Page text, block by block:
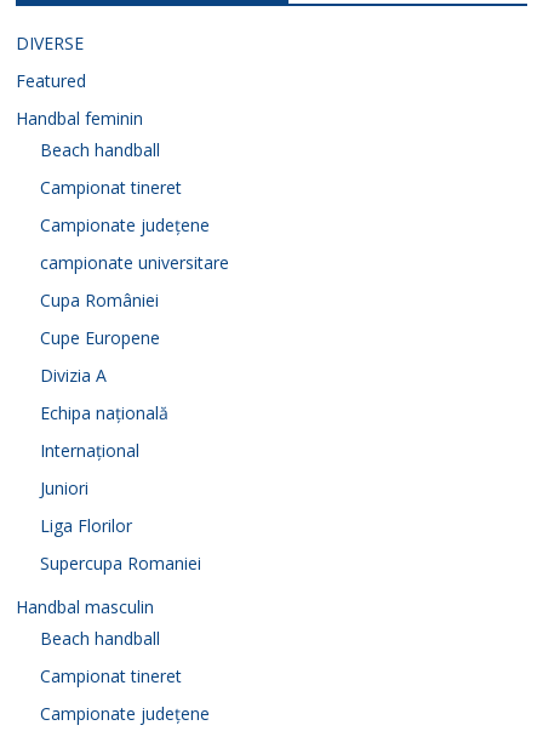
DIVERSE
Featured
Handbal feminin
Beach handball
Campionat tineret
Campionate județene
campionate universitare
Cupa României
Cupe Europene
Divizia A
Echipa națională
Internațional
Juniori
Liga Florilor
Supercupa Romaniei
Handbal masculin
Beach handball
Campionat tineret
Campionate județene